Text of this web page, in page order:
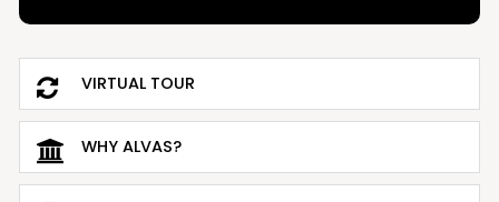
VIRTUAL TOUR
WHY ALVAS?